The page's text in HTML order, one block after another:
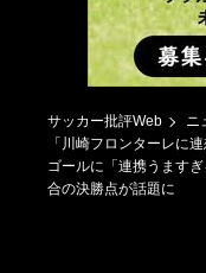
サッカー批評Web ニ
「川崎フロンターレに
ゴールに「連携うます
合の決勝点が話題に